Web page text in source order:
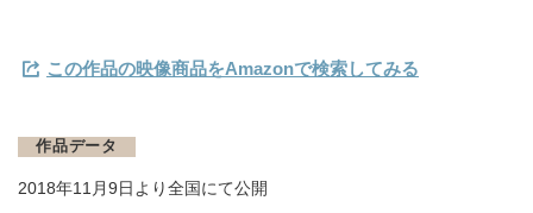
この作品の映像商品をAmazonで検索してみる
作品データ
2018年11月9日より全国にて公開